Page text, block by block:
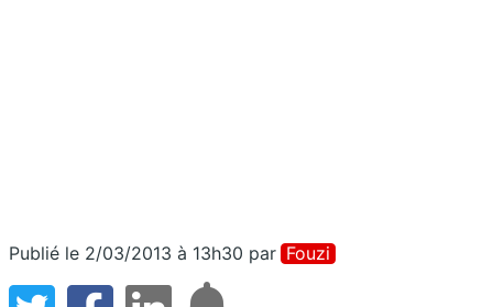
Publié le 2/03/2013 à 13h30 par Fouzi